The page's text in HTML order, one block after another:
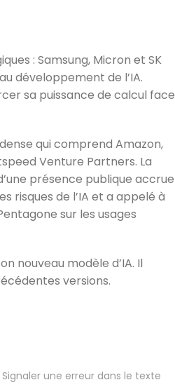
: Samsung, Micron et SK
développement de l’IA.
sa puissance de calcul face
qui comprend Amazon,
Venture Partners. La
présence publique accrue
risques de l’IA et a appelé à
sur les usages
nouveau modèle d’IA. Il
versions.
Signaler une erreur dans le texte